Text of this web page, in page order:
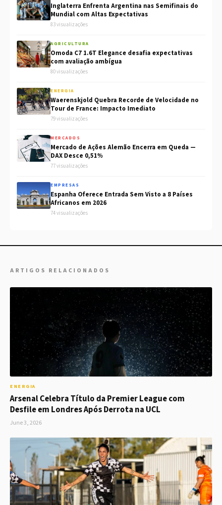
Inglaterra Enfrenta Argentina nas Semifinais do
Mundial com Altas Expectativas
83 visualizações
AGRICULTURA
Omoda C7 1.6T Elegance desafia expectativas
com avaliação ambígua
80 visualizações
ENERGIA
Waerenskjold Quebra Recorde de Velocidade no
Tour de France: Impacto Imediato
79 visualizações
MERCADOS
Mercado de Ações Alemão Encerra em Queda —
DAX Desce 0,51%
77 visualizações
EMPRESAS
Espanha Oferece Entrada Sem Visto a 8 Países
Africanos em 2026
74 visualizações
ARTIGOS RELACIONADOS
ENERGIA
Arsenal Celebra Título da Premier League com
Desfile em Londres Após Derrota na UCL
June 3, 2026